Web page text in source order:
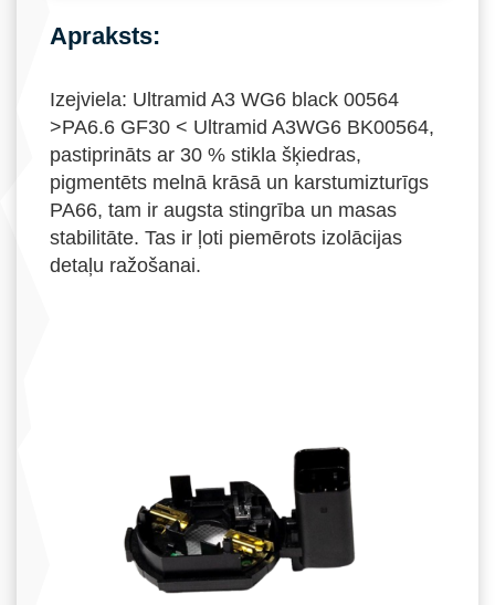
Apraksts:
Izejviela: Ultramid A3 WG6 black 00564
>PA6.6 GF30 < Ultramid A3WG6 BK00564,
pastiprināts ar 30 % stikla šķiedras,
pigmentēts melnā krāsā un karstumizturīgs
PA66, tam ir augsta stingrība un masas
stabilitāte. Tas ir ļoti piemērots izolācijas
detaļu ražošanai.